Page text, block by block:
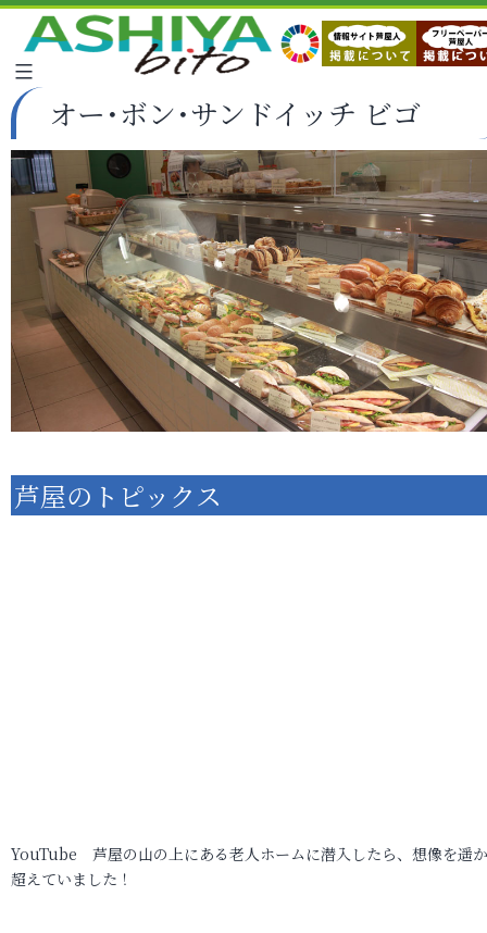
オー･ボン･サンドイッチ ビゴ
芦屋のトピックス
YouTube 芦屋の山の上にある老人ホームに潜入したら、想像を遥
超えていました！